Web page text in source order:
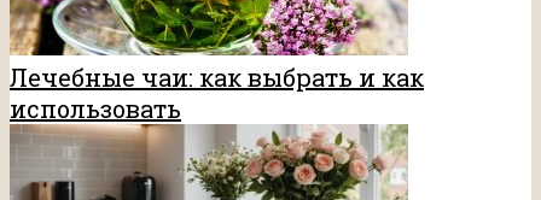
Лечебные чаи: как выбрать и как
использовать